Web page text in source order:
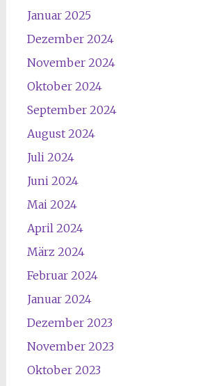
Januar 2025
Dezember 2024
November 2024
Oktober 2024
September 2024
August 2024
Juli 2024
Juni 2024
Mai 2024
April 2024
März 2024
Februar 2024
Januar 2024
Dezember 2023
November 2023
Oktober 2023